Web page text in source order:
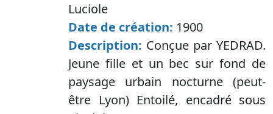
Luciole
Date de création: 1900
Description: Conçue par YEDRAD.
Jeune fille et un bec sur fond de
paysage urbain nocturne (peut-
être Lyon) Entoilé, encadré sous